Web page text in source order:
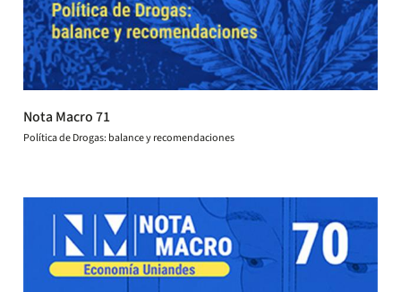
Nota Macro 71
Política de Drogas: balance y recomendaciones